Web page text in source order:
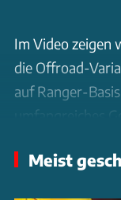
Im Video zeigen
die Offroad-
auf Ranger-
umfangreiches
Haube arbeitet
Meist